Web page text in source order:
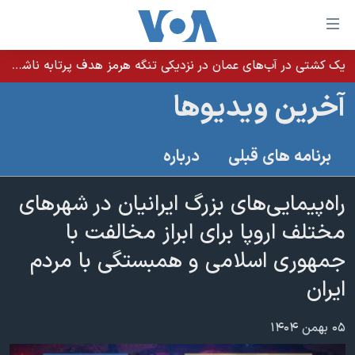
لینکهای
قابل
دسترسی
جهش
اصلی
جهش
به
صفحه
اصلی
جهش
به
خانه
نسخه سبک وب‌سایت
آمریکا
جهان
ورزشی
گزیده‌ها
ویدیوها
برنامه های تلویزیونی
جدول برنامه ها
صفحه‌های ویژه
جام جهانی ۲۰۲۶
عملیات خشم حماسی
بایگانی برنامه‌های تلویزیونی
فرکانس‌های صدای آمریکا
پخش رادیویی
یادگیری زبان انگلیسی
یک کشتی در آب‌های عمان در نزدیکی تنگه هرمز هدف پرتابه ناشناس قرار گرفت
آخرین ویدیوها
برنامه های قبلی درباره
راه‌پیمایی‌های بزرگ ایرانیان در شهرهای
مختلف اروپا برای ابراز مخالفت با
جمهوری اسلامی و همبستگی با مردم
ایران
۰۵ بهمن ۱۴۰۴